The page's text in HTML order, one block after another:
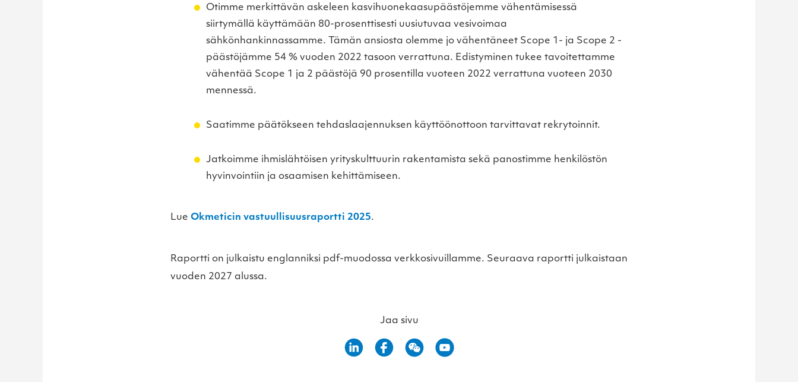
Otimme merkittävän askeleen kasvihuonekaasupäästöjemme vähentämisessä
siirtymällä käyttämään 80-prosenttisesti uusiutuvaa vesivoimaa
sähkönhankinnassamme. Tämän ansiosta olemme jo vähentäneet Scope 1- ja Scope 2 -
päästöjämme 54 % vuoden 2022 tasoon verrattuna. Edistyminen tukee tavoitettamme
vähentää Scope 1 ja 2 päästöjä 90 prosentilla vuoteen 2022 verrattuna vuoteen 2030
mennessä.
Saatimme päätökseen tehdaslaajennuksen käyttöönottoon tarvittavat rekrytoinnit.
Jatkoimme ihmislähtöisen yrityskulttuurin rakentamista sekä panostimme henkilöstön
hyvinvointiin ja osaamisen kehittämiseen.
Lue Okmeticin vastuullisuusraportti 2025.
Raportti on julkaistu englanniksi pdf-muodossa verkkosivuillamme. Seuraava raportti julkaistaan
vuoden 2027 alussa.
Jaa sivu